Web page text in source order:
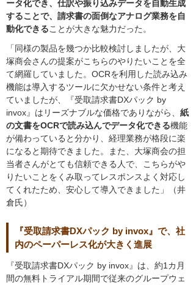
ータ化でき、仕訳や振り込みデータを自動生成
することで、請求書の面倒なアナログ業務を自
動化できることが大きな魅力だった。
「同様の製品を幾つか比較検討しましたが、大
塚商会さんの提案がこちらのやりたいことを全
て網羅していました。OCRを利用した読み込み
機能は導入するツールに欠かせない条件と考え
ていましたが、『受取請求書DXパック by
invox』はリーズナブルな価格でありながら、 紙
の文書をOCRで読み込んでデータ化できる機能
が備わっていると分かり、経理業務が格段に楽
になると期待できました。また、大塚商会の担
当者さんがとても信頼できる人で、こちらがや
りたいことをくみ取ってレスポンスよく対応し
てくれたため、安心して導入できました」（井
倉氏）
『受取請求書DXパック by invox』で、社
内のペーパーレス化が大きく進展
『受取請求書DXパック by invox』は、約1カ月
間の無料トライアル期間で従来のグループウェ